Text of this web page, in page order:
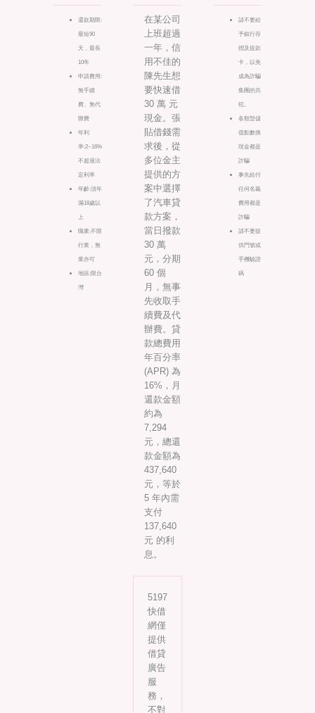
還款期限:
最短90
天，最長
10年
申請費用:
無手續
費、無代
辦費
年利
率:2~16%
不超過法
定利率
年齡:須年
滿18歲以
上
職業:不限
行業，無
業亦可
地區:限台
灣
在某公司
上班超過
一年，信
用不佳的
陳先生想
要快速借
30 萬 元
現金。張
貼借錢需
求後，從
多位金主
提供的方
案中選擇
了汽車貸
款方案，
當日撥款
30 萬
元，分期
60 個
月，無事
先收取手
續費及代
辦費。貸
款總費用
年百分率
(APR) 為
16%，月
還款金額
約為
7,294
元，總還
款金額為
437,640
元，等於
5 年內需
支付
137,640
元 的利
息。
請不要給
予銀行存
摺及提款
卡，以免
成為詐騙
集團的共
犯。
各類型儲
值點數換
現金都是
詐騙
事先給付
任何名義
費用都是
詐騙
請不要提
供門號或
手機驗證
碼
5197
快借
網僅
提供
借貸
廣告
服
務，
不對